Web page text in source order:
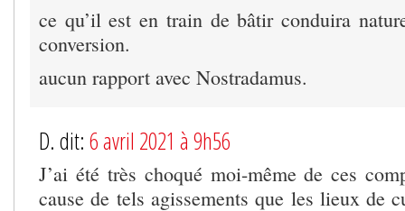
ce qu’il est en train de bâtir conduira
conversion.
aucun rapport avec Nostradamus.
D. dit: 6 avril 2021 à 9h56
J’ai été très choqué moi-même de ces
cause de tels agissements que les lieux de